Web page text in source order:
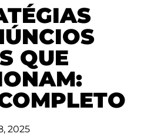
QUE
2025